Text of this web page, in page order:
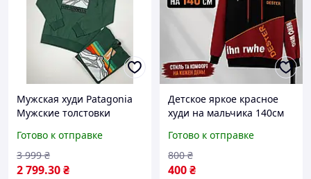
Мужская худи Patagonia
Мужские толстовки
кофта на лето для
подростка патагония
Готово к отправке
2 799.30₴
3 999 ₴
Детское яркое красное
худи на мальчика 140см
подростков качественная
толстовка кофта с
капюшоном на мальчика
Готово к отправке
400₴
800 ₴